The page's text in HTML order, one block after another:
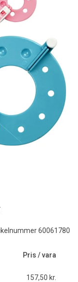
60061780
Pris / vara
157,50 kr.